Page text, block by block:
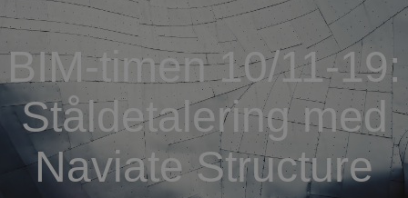
BIM-timen 10/11-19:
Ståldetalering med
Naviate Structure